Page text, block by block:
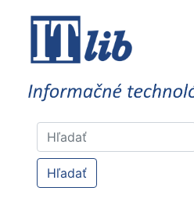
Hľadať